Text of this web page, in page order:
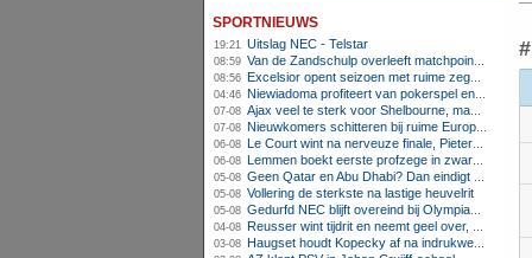
sportnieuws
19:21 Uitslag NEC - Telstar
08:59 Van de Zandschulp overleeft matchpoints, ook Griekspoor verder in Montreal
08:56 Excelsior opent seizoen met ruime zege op promovendus Cambuur
04:46 Niewiadoma profiteert van pokerspel en grijpt geel op Ventoux
07-08 Ajax veel te sterk voor Shelbourne, maar houdt schade beperkt
07-08 Nieuwkomers schitteren bij ruime Europese zege FC Twente
06-08 Le Court wint na nerveuze finale, Pieterse derde
06-08 Lemmen boekt eerste profzege in zware Ronde van Polen-rit
05-08 Geen Qatar en Abu Dhabi? Dan eindigt Formule 1-seizoen mogelijk in Europa
05-08 Vollering de sterkste na lastige heuvelrit
05-08 Gedurfd NEC blijft overeind bij Olympiakos
04-08 Reusser wint tijdrit en neemt geel over, Nooijen knap tweede
03-08 Haugset houdt Kopecky af na indrukwekkende solo van 86 kilometer